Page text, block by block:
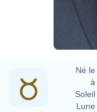
Né le
à
Soleil
Lune